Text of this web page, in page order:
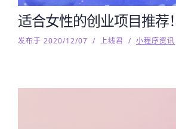
适合女性的创业项目推荐！
发布于 2020/12/07 / 上线君 / 小程序资讯